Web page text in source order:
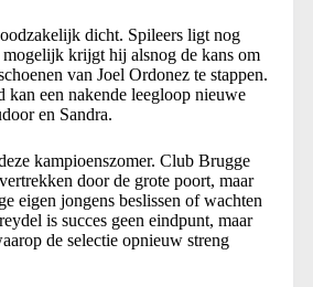
dicht. Spileers ligt nog
krijgt hij alsnog de kans om
van Joel Ordonez te stappen.
kan een nakende leegloop nieuwe
en Sandra.
kampioenszomer. Club Brugge
door de grote poort, maar
eigen jongens beslissen of wachten
is succes geen eindpunt, maar
de selectie opnieuw streng